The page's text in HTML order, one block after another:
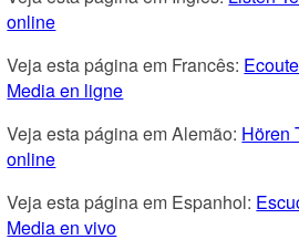
online
Veja esta página em Francês:
Media en ligne
Veja esta página em Alemão: Hören
online
Veja esta página em Espanhol:
Media en vivo